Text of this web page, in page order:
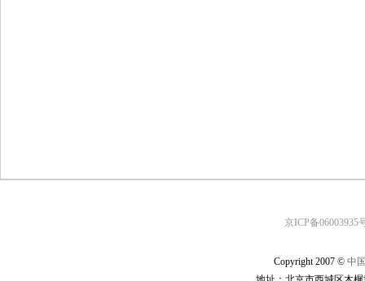
京ICP备06003935
Copyright 2007 © 中